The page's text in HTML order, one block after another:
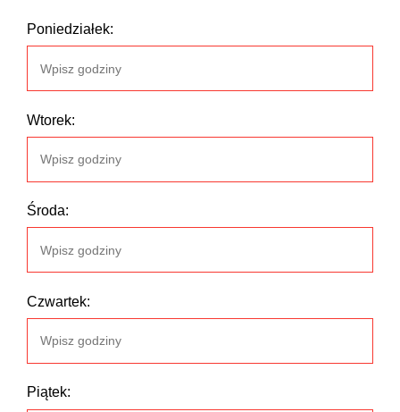
Poniedziałek:
Wtorek:
Środa:
Czwartek:
Piątek: